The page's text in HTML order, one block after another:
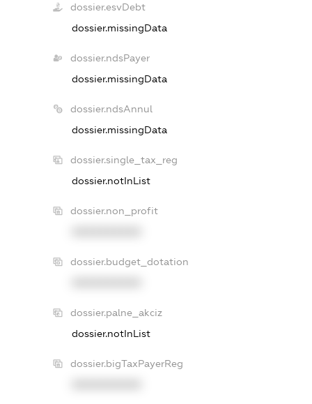
dossier.esvDebt
dossier.missingData
dossier.ndsPayer
dossier.missingData
dossier.ndsAnnul
dossier.missingData
dossier.single_tax_reg
dossier.notInList
dossier.non_profit
dossier.budget_dotation
dossier.palne_akciz
dossier.notInList
dossier.bigTaxPayerReg